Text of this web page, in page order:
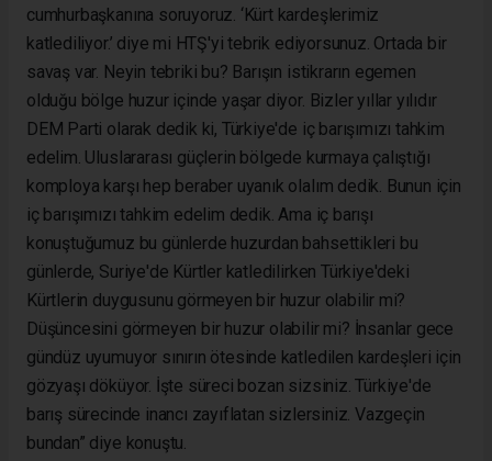
cumhurbaşkanına soruyoruz. ‘Kürt kardeşlerimiz
katlediliyor.’ diye mi HTŞ'yi tebrik ediyorsunuz. Ortada bir
savaş var. Neyin tebriki bu? Barışın istikrarın egemen
olduğu bölge huzur içinde yaşar diyor. Bizler yıllar yılıdır
DEM Parti olarak dedik ki, Türkiye'de iç barışımızı tahkim
edelim. Uluslararası güçlerin bölgede kurmaya çalıştığı
komploya karşı hep beraber uyanık olalım dedik. Bunun için
iç barışımızı tahkim edelim dedik. Ama iç barışı
konuştuğumuz bu günlerde huzurdan bahsettikleri bu
günlerde, Suriye'de Kürtler katledilirken Türkiye'deki
Kürtlerin duygusunu görmeyen bir huzur olabilir mi?
Düşüncesini görmeyen bir huzur olabilir mi? İnsanlar gece
gündüz uyumuyor sınırın ötesinde katledilen kardeşleri için
gözyaşı döküyor. İşte süreci bozan sizsiniz. Türkiye'de
barış sürecinde inancı zayıflatan sizlersiniz. Vazgeçin
bundan” diye konuştu.